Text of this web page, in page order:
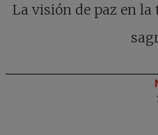
La visión de paz en la